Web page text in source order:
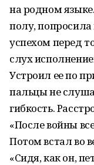
на родном
полу,
успехом перед
слух
Устроил ее по
пальцы не
гибкость.
«После войны
Потом встал во
«Сидя, как он,